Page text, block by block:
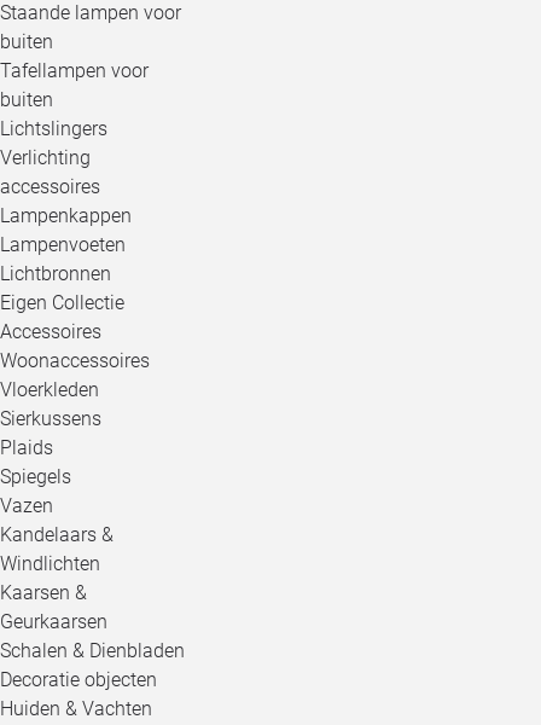
Staande lampen voor
buiten
Tafellampen voor
buiten
Lichtslingers
Verlichting
accessoires
Lampenkappen
Lampenvoeten
Lichtbronnen
Eigen Collectie
Accessoires
Woonaccessoires
Vloerkleden
Sierkussens
Plaids
Spiegels
Vazen
Kandelaars &
Windlichten
Kaarsen &
Geurkaarsen
Schalen & Dienbladen
Decoratie objecten
Huiden & Vachten